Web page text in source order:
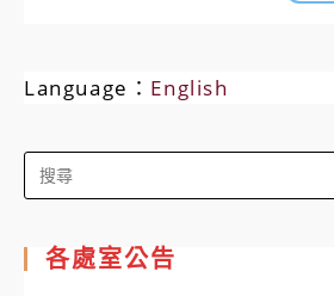
Language： English
Search
for:
各處室公告